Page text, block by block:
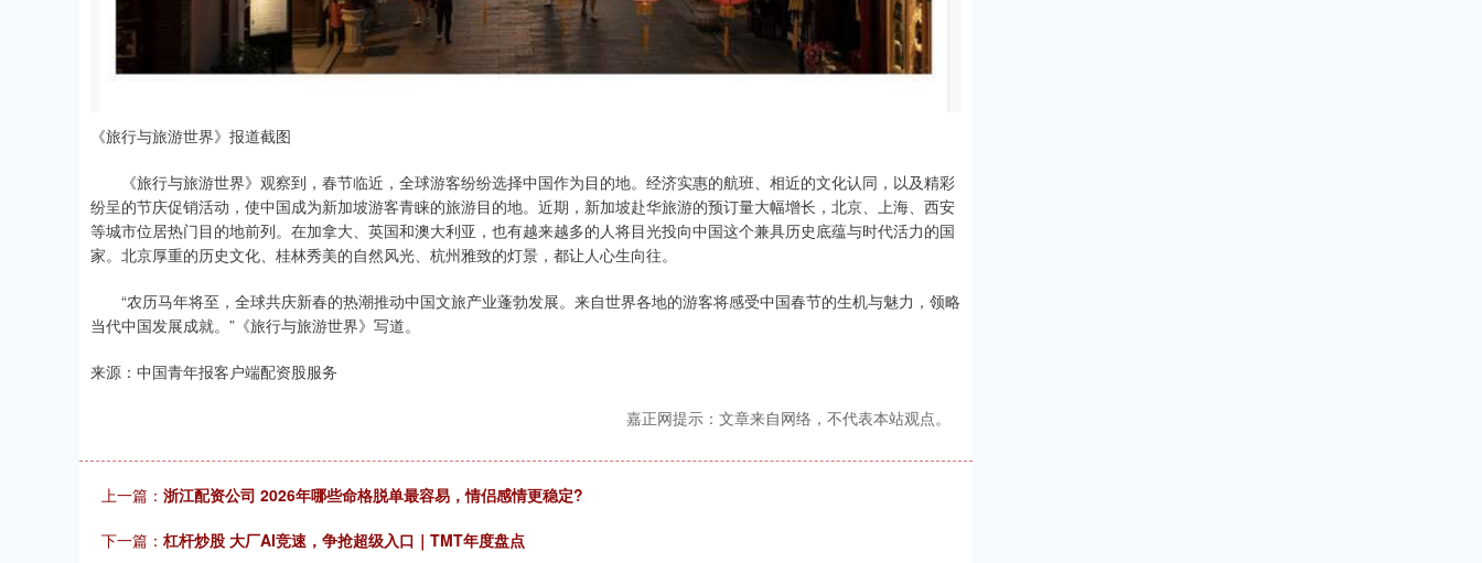
《旅行与旅游世界》报道截图
《旅行与旅游世界》观察到，春节临近，全球游客纷纷选择中国作为目的地。经济实惠的航班、相近的文化认同，以及精彩
纷呈的节庆促销活动，使中国成为新加坡游客青睐的旅游目的地。近期，新加坡赴华旅游的预订量大幅增长，北京、上海、西安
等城市位居热门目的地前列。在加拿大、英国和澳大利亚，也有越来越多的人将目光投向中国这个兼具历史底蕴与时代活力的国
家。北京厚重的历史文化、桂林秀美的自然风光、杭州雅致的灯景，都让人心生向往。
“农历马年将至，全球共庆新春的热潮推动中国文旅产业蓬勃发展。来自世界各地的游客将感受中国春节的生机与魅力，领略
当代中国发展成就。”《旅行与旅游世界》写道。
来源：中国青年报客户端配资股服务
嘉正网提示：文章来自网络，不代表本站观点。
上一篇： 浙江配资公司 2026年哪些命格脱单最容易，情侣感情更稳定?
下一篇： 杠杆炒股 大厂AI竞速，争抢超级入口｜TMT年度盘点